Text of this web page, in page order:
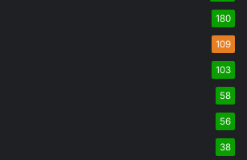
180
109
103
58
56
38